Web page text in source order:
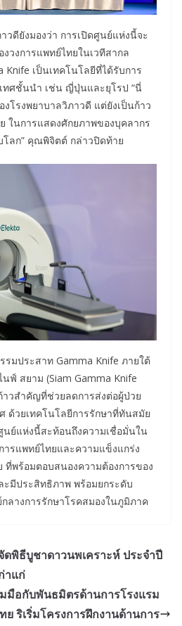
วดียังมองว่า การเปิดศูนย์แห่งนี้จะ
วงการแพทย์ไทยในเวทีสากล
Knife เป็นเทคโนโลยีที่ได้รับการ
ทศชั้นนำ เช่น ญี่ปุ่นและยุโรป “นี่
โรงพยาบาลวิภาวดี แต่ยังเป็นก้าว
ในการแสดงศักยภาพของบุคลากร
โลก” คุณพิจิตต์ กล่าวปิดท้าย
รมประสาท Gamma Knife ภายใต้
ฟ์ สยาม (Siam Gamma Knife
าวสำคัญที่ช่วยลดการส่งต่อผู้ป่วย
ด้วยเทคโนโลยีการรักษาที่ทันสมัย
ย์แห่งนี้สะท้อนถึงความเชื่อมั่นใน
รแพทย์ไทยและความแข็งแกร่ง
พร้อมตอบสนองความต้องการของ
ะมีประสิทธิภาพ พร้อมยกระดับ
ลางการรักษาโรคสมองในภูมิภาค
พิธีบูชาดาวนพเคราะห์ ประจำปี
าแก่
มือกับพันธมิตรด้านการโรงแรม
ริเริ่มโครงการฝึกงานด้านการ